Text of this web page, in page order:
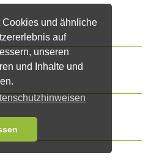
und ähnliche
auf
unseren
und Inhalte und